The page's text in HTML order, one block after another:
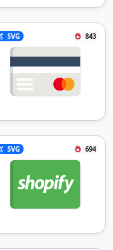
SVG 843
SVG 694